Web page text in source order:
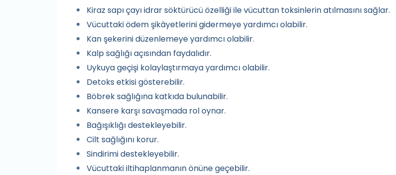
Kiraz sapı çayı idrar söktürücü özelliği ile vücuttan toksinlerin atılmasını sağlar.
Vücuttaki ödem şikâyetlerini gidermeye yardımcı olabilir.
Kan şekerini düzenlemeye yardımcı olabilir.
Kalp sağlığı açısından faydalıdır.
Uykuya geçişi kolaylaştırmaya yardımcı olabilir.
Detoks etkisi gösterebilir.
Böbrek sağlığına katkıda bulunabilir.
Kansere karşı savaşmada rol oynar.
Bağışıklığı destekleyebilir.
Cilt sağlığını korur.
Sindirimi destekleyebilir.
Vücuttaki iltihaplanmanın önüne geçebilir.